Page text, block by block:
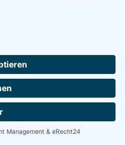
Großpösna!
WUNDS News